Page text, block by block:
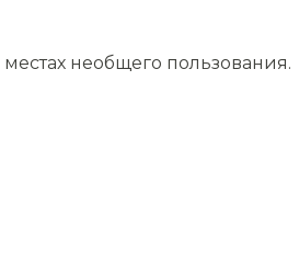
необщего пользования.